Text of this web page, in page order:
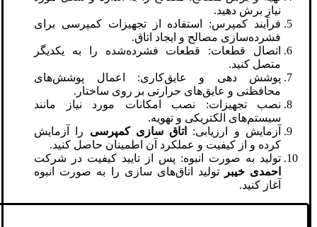
نیاز برش دهید.
فرآیند کمپرس: استفاده از تجهیزات کمپرسی برای
فشرده‌سازی مصالح و ایجاد اتاق.
اتصال قطعات: قطعات فشرده‌شده را به یکدیگر
متصل کنید.
پوشش دهی و عایق‌کاری: اعمال پوشش‌های
محافظتی و عایق‌های حرارتی بر روی ساختار.
نصب تجهیزات: نصب امکانات مورد نیاز مانند
سیستم‌های الکتریکی و تهویه.
آزمایش و ارزیابی:
اتاق سازی کمپرسی را آزمایش
کرده و از کیفیت و عملکرد آن اطمینان حاصل کنید.
تولید به صورت انبوه: پس از تایید کیفیت در شرکت
احمدی خیبر
تولید اتاق‌های سازی را به صورت انبوه
آغاز کنید.